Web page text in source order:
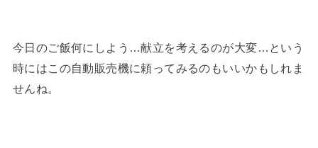
今日のご飯何にしよう…献立を考えるのが大変…という
時にはこの自動販売機に頼ってみるのもいいかもしれま
せんね。